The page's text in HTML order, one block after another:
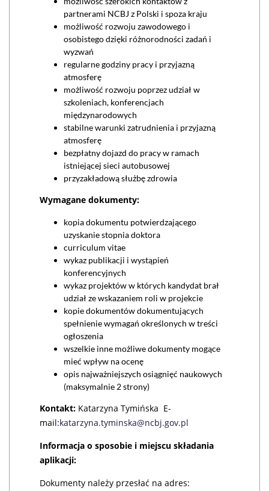
partnerami NCBJ z Polski i spoza kraju
możliwość rozwoju zawodowego i
osobistego dzięki różnorodności zadań i
wyzwań
regularne godziny pracy i przyjazną
atmosferę
możliwość rozwoju poprzez udział w
szkoleniach, konferencjach
międzynarodowych
stabilne warunki zatrudnienia i przyjazną
atmosferę
bezpłatny dojazd do pracy w ramach
istniejącej sieci autobusowej
przyzakładową służbę zdrowia
Wymagane dokumenty:
kopia dokumentu potwierdzającego
uzyskanie stopnia doktora
curriculum vitae
wykaz publikacji i wystąpień
konferencyjnych
wykaz projektów w których kandydat brał
udział ze wskazaniem roli w projekcie
kopie dokumentów dokumentujących
spełnienie wymagań określonych w treści
ogłoszenia
wszelkie inne możliwe dokumenty mogące
mieć wpływ na ocenę
opis najważniejszych osiągnięć naukowych
(maksymalnie 2 strony)
Kontakt: Katarzyna Tymińska E-
mail:katarzyna.tyminska@ncbj.gov.pl
Informacja o sposobie i miejscu składania
aplikacji:
Dokumenty należy przesłać na adres: